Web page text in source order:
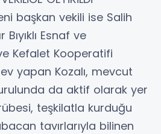
başkan vekili ise Salih
Bıyıklı Esnaf ve
Kefalet Kooperatifi
yapan Kozalı, mevcut
da aktif olarak yer
teşkilatla kurduğu
tavırlarıyla bilinen